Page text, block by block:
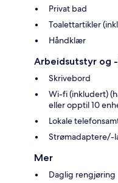
Privat bad
Toalettartikler
Håndklær
Arbeidsutstyr og
Skrivebord
Wi-fi (inkludert)
eller opptil 10
Lokale
Strømadaptere/-
Mer
Daglig rengjøring